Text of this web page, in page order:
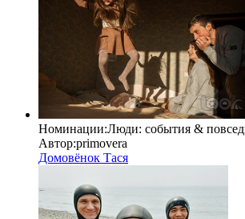
Номинации:Люди: cобытия &
Автор:primovera
Домовёнок Тася